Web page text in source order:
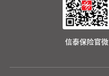
信泰保险官微